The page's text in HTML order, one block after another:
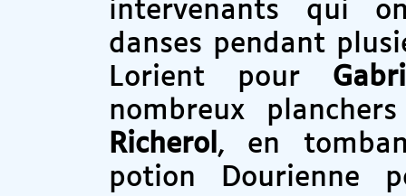
intervenants qui
danses pendant
Lorient pour
nombreux
Richerol, en
potion Dourienne